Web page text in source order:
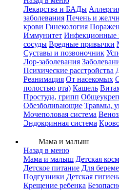
Лекарства и БАДы
заболевания Печень и
крови Гинекология
Иммунитет Инфекционные
сосуды Вредные привычки
Суставы и позвоночник
Лор-заболевания
Психические расстройства
Реанимация От насекомых
полостью рта) Кашель
Простуда, грипп
Обезболивающие Травмы,
Мочеполовая система
Эндокринная система
Мама и малыш
Назад в меню
Мама и малыш Детская
Детское питание Для
Подгузники Детская
Крещение ребенка